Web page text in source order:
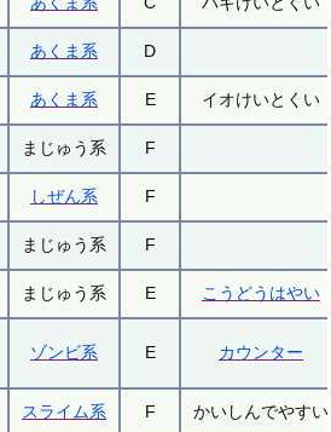
あくま系 D
あくま系 E イオけいとくい
まじゅう系 F
しぜん系 F
まじゅう系 F
まじゅう系 E こうどうはやい
ゾンビ系 E カウンター
スライム系 F かいしんでやすい